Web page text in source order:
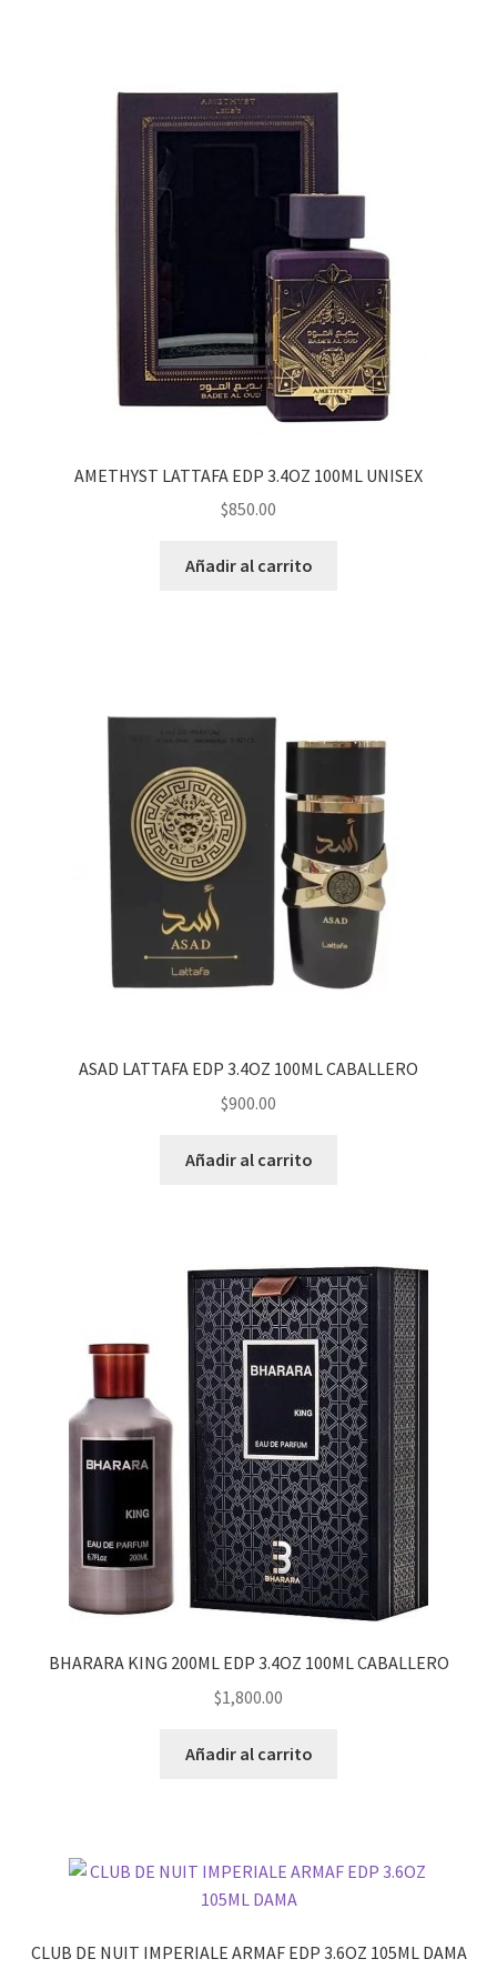
AMETHYST LATTAFA EDP 3.4OZ 100ML UNISEX
$850.00
Añadir al carrito
ASAD LATTAFA EDP 3.4OZ 100ML CABALLERO
$900.00
Añadir al carrito
BHARARA KING 200ML EDP 3.4OZ 100ML CABALLERO
$1,800.00
Añadir al carrito
CLUB DE NUIT IMPERIALE ARMAF EDP 3.6OZ 105ML DAMA